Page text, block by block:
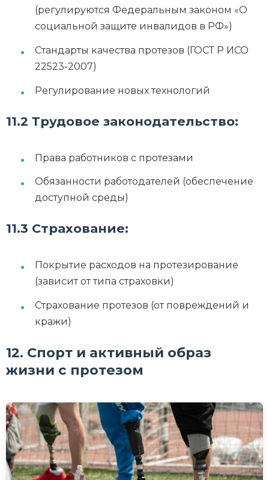
(регулируются Федеральным законом «О
социальной защите инвалидов в РФ»)
Стандарты качества протезов (ГОСТ Р ИСО
22523-2007)
Регулирование новых технологий
11.2 Трудовое законодательство:
Права работников с протезами
Обязанности работодателей (обеспечение
доступной среды)
11.3 Страхование:
Покрытие расходов на протезирование
(зависит от типа страховки)
Страхование протезов (от повреждений и
кражи)
12. Спорт и активный образ
жизни с протезом